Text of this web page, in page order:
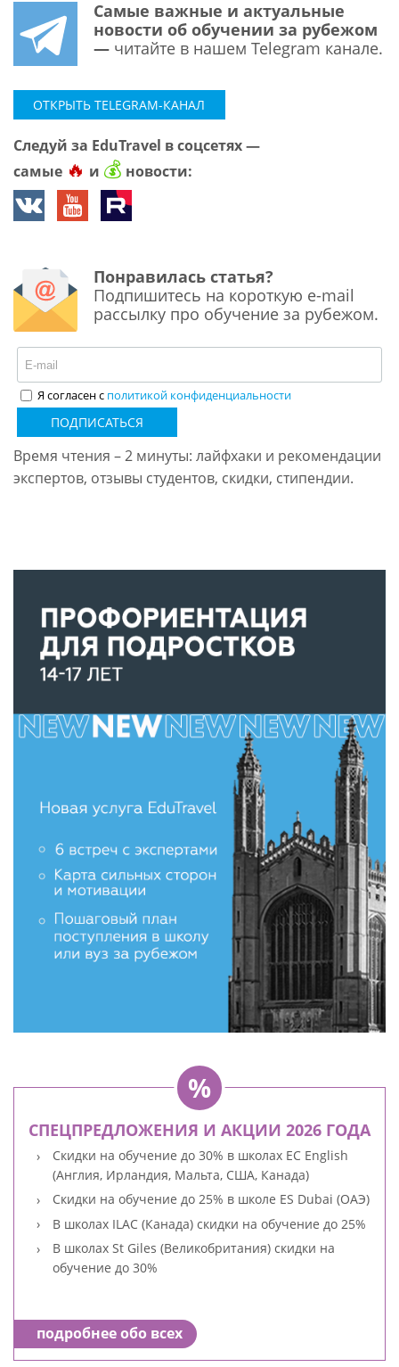
Самые важные и актуальные
новости об обучении за рубежом
— читайте в нашем Telegram канале.
ОТКРЫТЬ TELEGRAM-КАНАЛ
Следуй за EduTravel в соцсетях —
самые 🔥 и 💰 новости:
Понравилась статья?
Подпишитесь на короткую e-mail
рассылку про обучение за рубежом.
Я согласен с политикой конфиденциальности
ПОДПИСАТЬСЯ
Время чтения – 2 минуты: лайфхаки и рекомендации
экспертов, отзывы студентов, скидки, стипендии.
СПЕЦПРЕДЛОЖЕНИЯ И АКЦИИ 2026 ГОДА
Скидки на обучение до 30% в школах EC English
(Англия, Ирландия, Мальта, США, Канада)
Скидки на обучение до 25% в школе ES Dubai (ОАЭ)
В школах ILAC (Канада) скидки на обучение до 25%
В школах St Giles (Великобритания) скидки на
обучение до 30%
подробнее обо всех